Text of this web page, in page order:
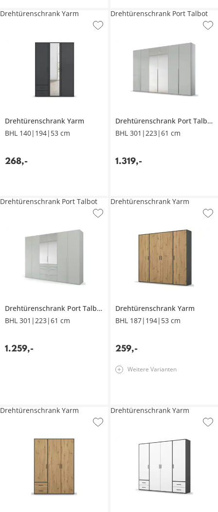
Drehtürenschrank Yarm
BHL 140|194|53 cm
268,-
Drehtürenschrank Yarm
Drehtürenschrank Port Talbot
BHL 301|223|61 cm
1.319,-
Drehtürenschrank Port Talbot
Drehtürenschrank Port Talbot
BHL 301|223|61 cm
1.259,-
Drehtürenschrank Port Talbot
Drehtürenschrank Yarm
BHL 187|194|53 cm
259,-
Drehtürenschrank Yarm
Weitere Varianten
Drehtürenschrank Yarm Drehtürenschrank Yarm